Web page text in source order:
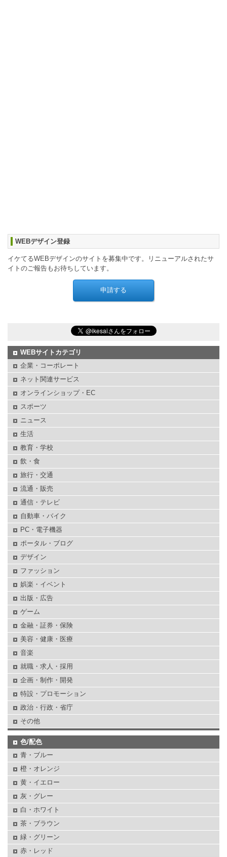
WEBデザイン登録
イケてるWEBデザインのサイトを募集中です。リニューアルされたサ
イトのご報告もお待ちしています。
WEBサイトカテゴリ
企業・コーポレート
ネット関連サービス
オンラインショップ・EC
スポーツ
ニュース
生活
教育・学校
飲・食
旅行・交通
流通・販売
通信・テレビ
自動車・バイク
PC・電子機器
ポータル・ブログ
デザイン
ファッション
娯楽・イベント
出版・広告
ゲーム
金融・証券・保険
美容・健康・医療
音楽
就職・求人・採用
企画・制作・開発
特設・プロモーション
政治・行政・省庁
その他
色/配色
青・ブルー
橙・オレンジ
黄・イエロー
灰・グレー
白・ホワイト
茶・ブラウン
緑・グリーン
赤・レッド